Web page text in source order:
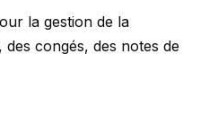
la gestion de la
congés, des notes de